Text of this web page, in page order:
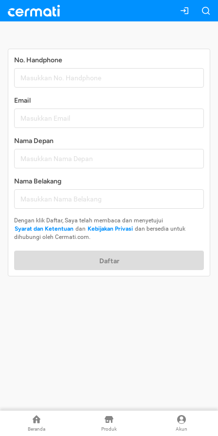
Beranda Produk Akun
No. Handphone
Email
Nama Depan
Nama Belakang
Dengan klik Daftar, Saya telah membaca dan menyetujui
Syarat dan Ketentuan dan Kebijakan Privasi dan bersedia untuk
dihubungi oleh Cermati.com.
Daftar